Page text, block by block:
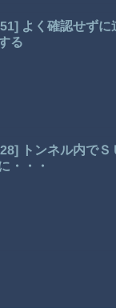
よく確認せず
る
トンネル内で
・・・